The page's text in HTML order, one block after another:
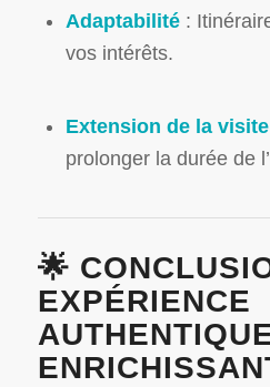
Adaptabilité:
vos intérêts.
Extension de la visite
prolonger la durée de
🌟
EXPÉRIENCE